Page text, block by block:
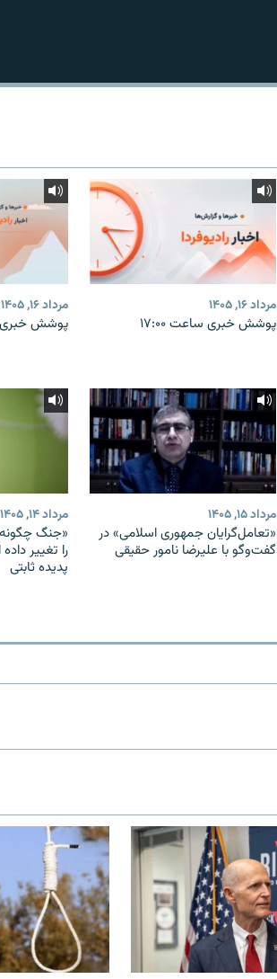
مرداد ۱۶, ۱۴۰۵
پوشش خبری ساعت ۱۷:۰۰
مرداد ۱۶, ۱۴۰۵
پوشش خبری
مرداد ۱۵, ۱۴۰۵
«تعامل‌گرایان جمهوری اسلامی» در
گفت‌وگو با علیرضا نامور حقیقی
مرداد ۱۴, ۱۴۰۵
«جنگ چگونه
را تغییر
پدیده ثابتی